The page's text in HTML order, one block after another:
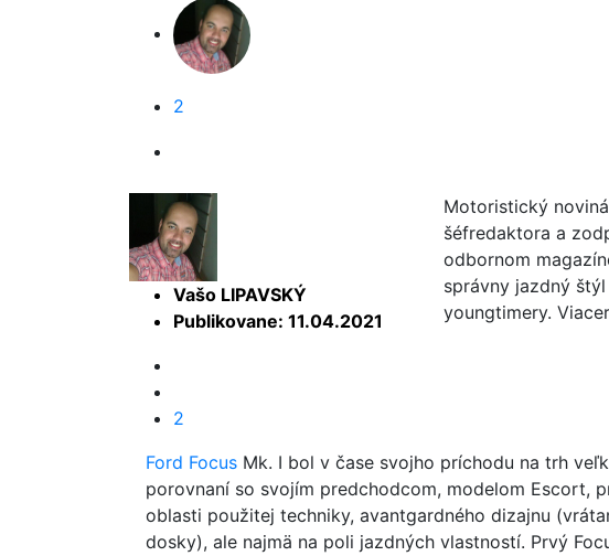
2
Vašo LIPAVSKÝ
Publikovane: 11.04.2021
Motoristický
šéfredaktora a
odbornom
správny jazdný
youngtimery.
2
Ford Focus Mk. I bol v čase svojho príchodu na trh
porovnaní so svojím predchodcom, modelom Escort,
oblasti použitej techniky, avantgardného dizajnu
dosky), ale najmä na poli jazdných vlastností. Prvý